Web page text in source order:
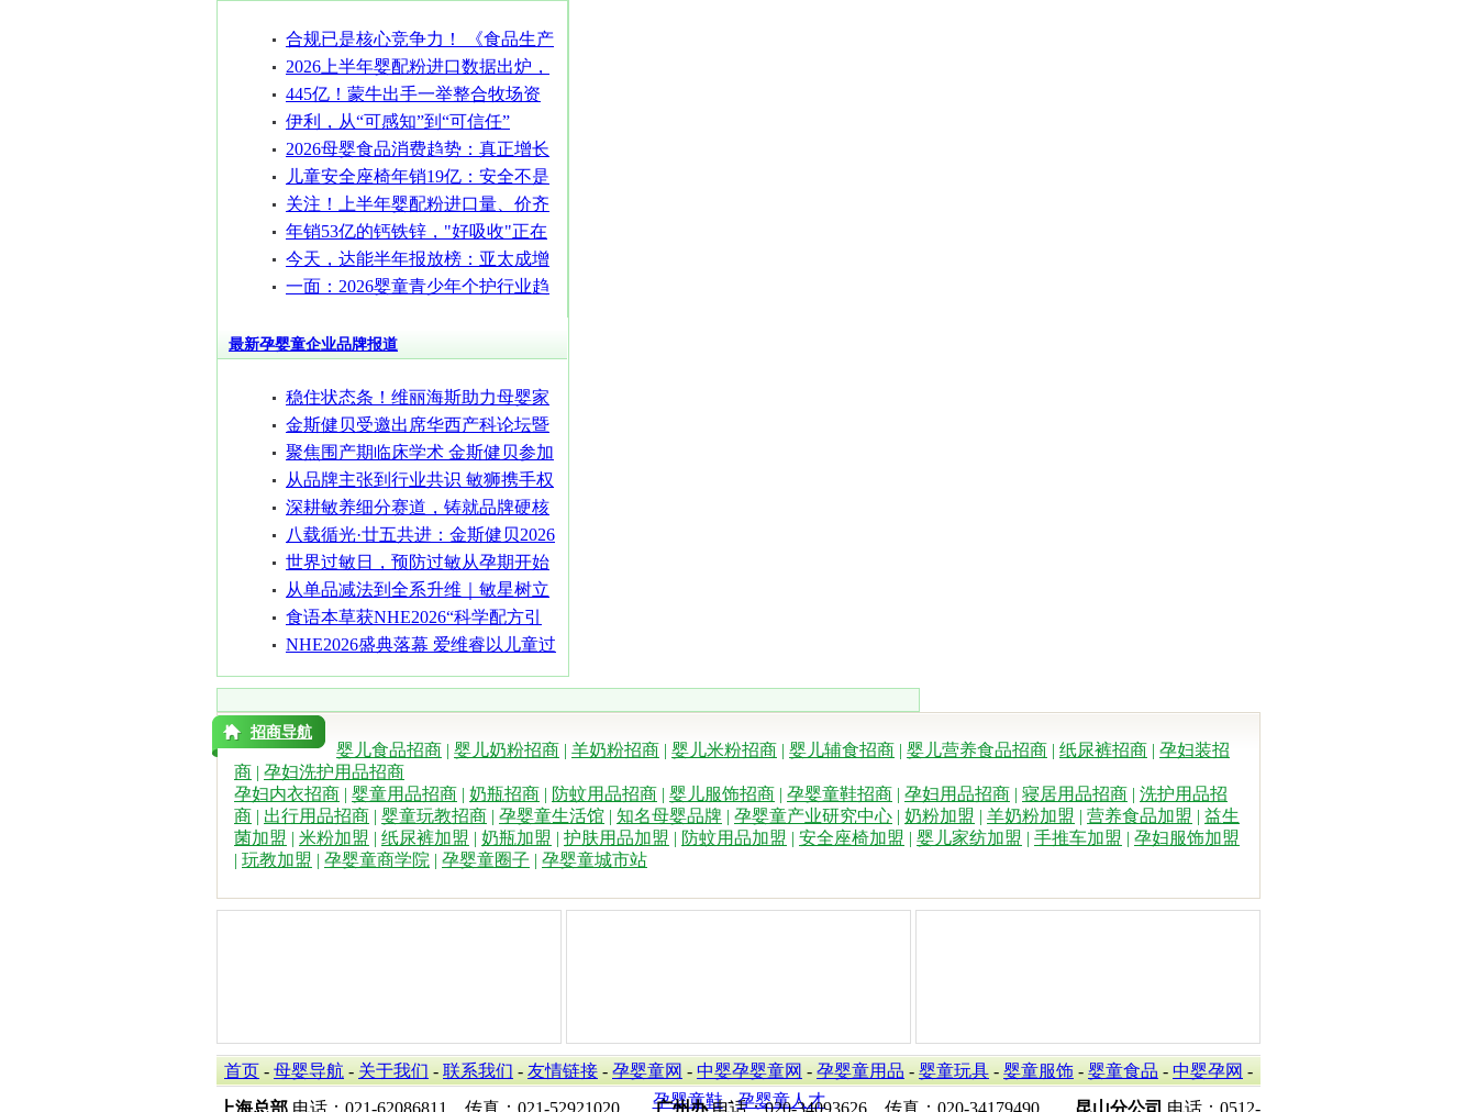
合规已是核心竞争力！ 《食品生产
合规管理指南
2026上半年婴配粉进口数据出炉，
5个国家增长！
445亿！蒙牛出手一举整合牧场资
产
伊利，从“可感知”到“可信任”
2026母婴食品消费趋势：真正增长
的不是产品，
儿童安全座椅年销19亿：安全不是
卖点？
关注！上半年婴配粉进口量、价齐
涨，进口自欧
年销53亿的钙铁锌，"好吸收"正在
改写品类的游
今天，达能半年报放榜：亚太成增
长最快大区，
一面：2026婴童青少年个护行业趋
最新孕婴童企业品牌报道
稳住状态条！维丽海斯助力母婴家
庭在“温差穿
金斯健贝受邀出席华西产科论坛暨
产科危急重症
聚焦围产期临床学术 金斯健贝参加
产科危急重症
从品牌主张到行业共识 敏狮携手权
威专家启动《
深耕敏养细分赛道，铸就品牌硬核
实力｜爱维睿
八载循光·廿五共进：金斯健贝2026
CBME
世界过敏日，预防过敏从孕期开始
从单品减法到全系升维｜敏星树立
低敏辅食2.0时
食语本草获NHE2026“科学配方引
领奖”：中式食
NHE2026盛典落幕 爱维睿以儿童过
招商导航
婴儿食品招商 | 婴儿奶粉招商 | 羊奶粉招商 | 婴儿米粉招商 | 婴儿辅食招商 | 婴儿营养食品招商 | 纸尿裤招商 | 孕妇装招
商 | 孕妇洗护用品招商
孕妇内衣招商 | 婴童用品招商 | 奶瓶招商 | 防蚊用品招商 | 婴儿服饰招商 | 孕婴童鞋招商 | 孕妇用品招商 | 寝居用品招商 | 洗护用品招
商 | 出行用品招商 | 婴童玩教招商 | 孕婴童生活馆 | 知名母婴品牌 | 孕婴童产业研究中心 | 奶粉加盟 | 羊奶粉加盟 | 营养食品加盟 | 益生
菌加盟 | 米粉加盟 | 纸尿裤加盟 | 奶瓶加盟 | 护肤用品加盟 | 防蚊用品加盟 | 安全座椅加盟 | 婴儿家纺加盟 | 手推车加盟 | 孕妇服饰加盟
| 玩教加盟 | 孕婴童商学院 | 孕婴童圈子 | 孕婴童城市站
首页 - 母婴导航 - 关于我们 - 联系我们 - 友情链接 - 孕婴童网 - 中婴孕婴童网 - 孕婴童用品 - 婴童玩具 - 婴童服饰 - 婴童食品 - 中婴孕网 -
孕婴童鞋-孕婴童人才
上海总部电话：021-62086811 传真：021-52921020广州办电话：020-34093626 传真：020-34179490 昆山分公司 电话：0512-